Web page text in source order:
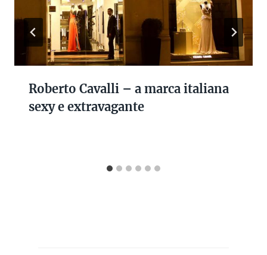
Roberto Cavalli – a marca italiana
sexy e extravagante